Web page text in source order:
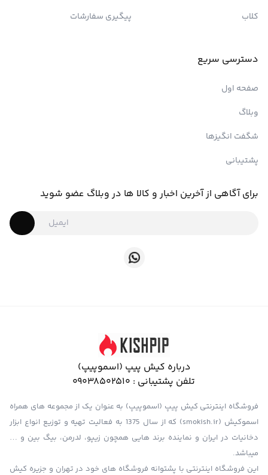
کلاب
پیگیری سفارشات
دسترسی سریع
صفحه اول
وبلاگ
شگفت انگیزها
پشتیبانی
برای آگاهی از آخرین اخبار و کالا ها در وبلاگ عضو شوید
درباره کیش پیپ (اسموپیپ)
تلفن پشتیبانی : 09038502510
فروشگاه اینترنتی کیش پیپ (اسموپیپ) به عنوان یک از مجموعه های همراه
اسموکیش (smokish.ir) که از سال 1375 به فعالیت تهیه و توزیع انواع ابزار
دخانیات در ایران و نماینده برند هایی همچون زیپو، لدرمن، بیگ بین و …
میباشد.
این فروشگاه اینترنتی با پشتوانه فروشگاه های خود در تهران و جزیره کیش